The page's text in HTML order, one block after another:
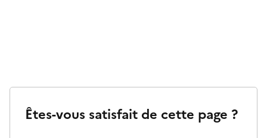
Êtes-vous satisfait de cette page ?